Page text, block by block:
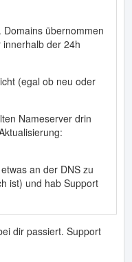
übernommen
der 24h
(egal ob neu oder
Nameserver drin
an der DNS zu
ist) und hab Support
dir passiert. Support